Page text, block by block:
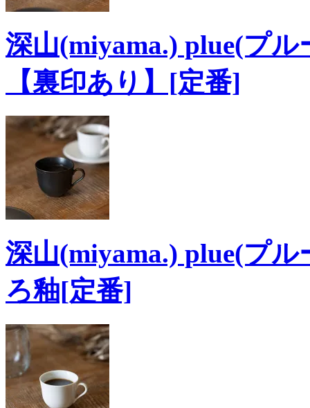
深山(miyama.) plue(プ
【裏印あり】[定番]
深山(miyama.) plue(プ
ろ釉[定番]